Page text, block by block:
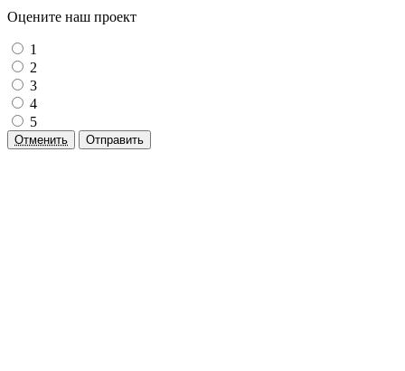
Оцените наш проект
1
2
3
4
5
Отменить Отправить